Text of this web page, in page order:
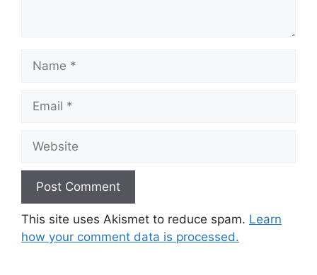
Name
Email
Website
This site uses Akismet to reduce spam. Learn
how your comment data is processed.